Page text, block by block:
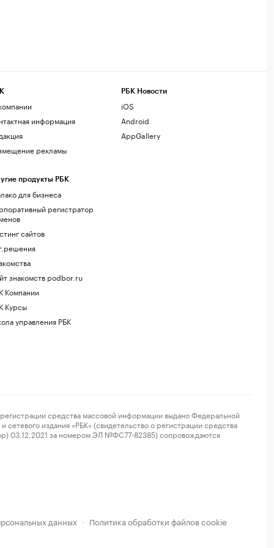
информация
рекламы
продукты РБК
для бизнеса
регистратор
сайтов
знакомств podbor.ru
Компании
Курсы
управления РБК
РБК Новости
iOS
Android
AppGallery
средства массовой информации выдано Федеральной
издания «РБК» (свидетельство о регистрации средства
03.12.2021 за номером ЭЛ №ФС77-82385) сопровождаются
данных · Политика обработки файлов cookie